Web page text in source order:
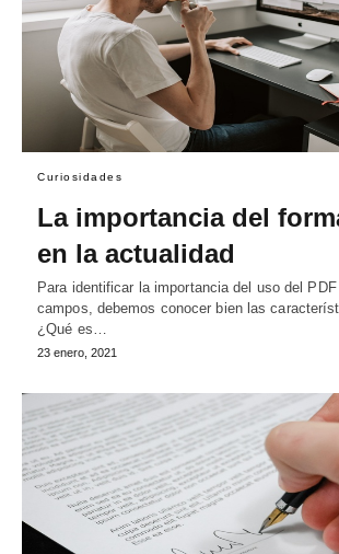
Curiosidades
La importancia del
en la actualidad
Para identificar la importancia del uso del
campos, debemos conocer bien las
¿Qué es…
23 enero, 2021